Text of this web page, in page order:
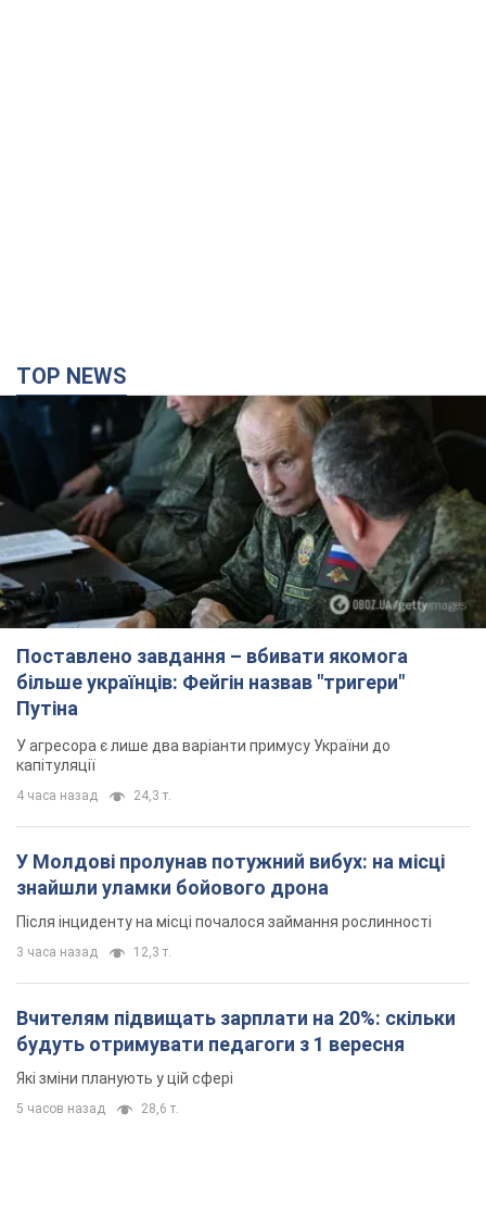
TOP NEWS
Поставлено завдання – вбивати якомога
більше українців: Фейгін назвав "тригери"
Путіна
У агресора є лише два варіанти примусу України до
капітуляції
4 часа назад 24,3 т.
У Молдові пролунав потужний вибух: на місці
знайшли уламки бойового дрона
Після інциденту на місці почалося займання рослинності
3 часа назад 12,3 т.
Вчителям підвищать зарплати на 20%: скільки
будуть отримувати педагоги з 1 вересня
Які зміни планують у цій сфері
5 часов назад 28,6 т.